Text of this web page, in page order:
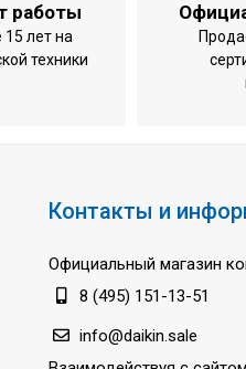
2-5
есть
на 24 часа
режим Sleep mode
работы
лет на
техники
Контакты и
Официальный магазин
8 (495) 151-13-51
info@daikin.sale